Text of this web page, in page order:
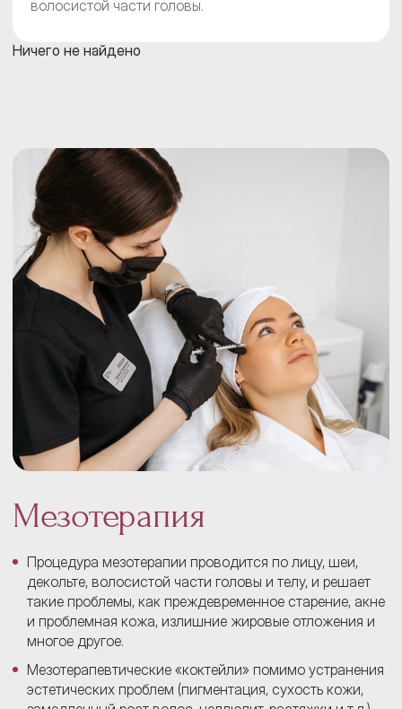
волосистой части головы.
Ничего не найдено
Мезотерапия
Процедура мезотерапии проводится по лицу, шеи,
декольте, волосистой части головы и телу, и решает
такие проблемы, как преждевременное старение, акне
и проблемная кожа, излишние жировые отложения и
многое другое.
Мезотерапевтические «коктейли» помимо устранения
эстетических проблем (пигментация, сухость кожи,